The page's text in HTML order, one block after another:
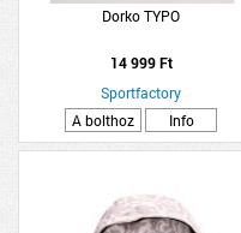
Dorko TYPO
14 999 Ft
Sportfactory
A bolthoz
Info